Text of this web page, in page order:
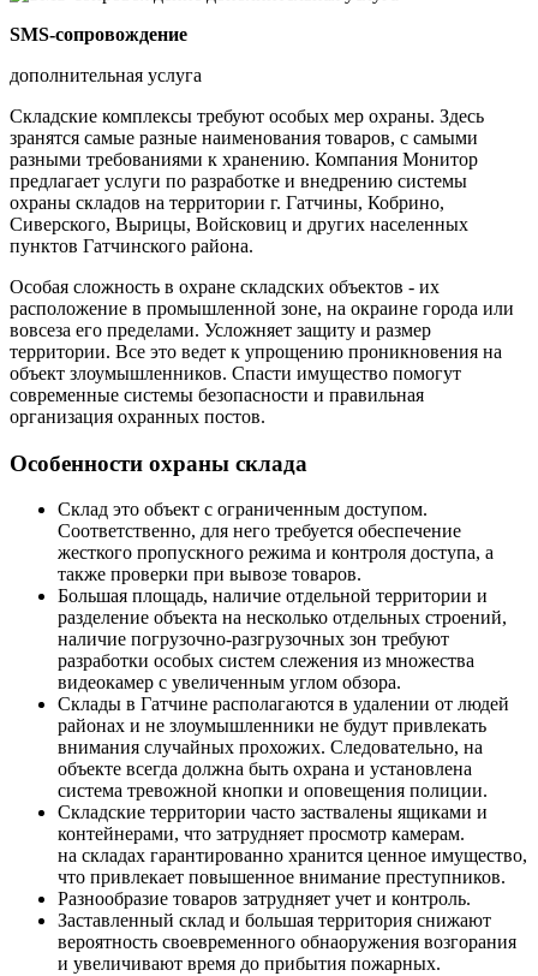
SMS-сопровождение
дополнительная услуга
Складские комплексы требуют особых мер охраны. Здесь
зранятся самые разные наименования товаров, с самыми
разными требованиями к хранению. Компания Монитор
предлагает услуги по разработке и внедрению системы
охраны складов на территории г. Гатчины, Кобрино,
Сиверского, Вырицы, Войсковиц и других населенных
пунктов Гатчинского района.
Особая сложность в охране складских объектов - их
расположение в промышленной зоне, на окраине города или
вовсеза его пределами. Усложняет защиту и размер
территории. Все это ведет к упрощению проникновения на
объект злоумышленников. Спасти имущество помогут
современные системы безопасности и правильная
организация охранных постов.
Особенности охраны склада
Склад это объект с ограниченным доступом.
Соответственно, для него требуется обеспечение
жесткого пропускного режима и контроля доступа, а
также проверки при вывозе товаров.
Большая площадь, наличие отдельной территории и
разделение объекта на несколько отдельных строений,
наличие погрузочно-разгрузочных зон требуют
разработки особых систем слежения из множества
видеокамер с увеличенным углом обзора.
Склады в Гатчине располагаются в удалении от людей
районах и не злоумышленники не будут привлекать
внимания случайных прохожих. Следовательно, на
объекте всегда должна быть охрана и установлена
система тревожной кнопки и оповещения полиции.
Складские территории часто заствалены ящиками и
контейнерами, что затрудняет просмотр камерам.
на складах гарантированно хранится ценное имущество,
что привлекает повышенное внимание преступников.
Разнообразие товаров затрудняет учет и контроль.
Заставленный склад и большая территория снижают
вероятность своевременного обнаоружения возгорания
и увеличивают время до прибытия пожарных.